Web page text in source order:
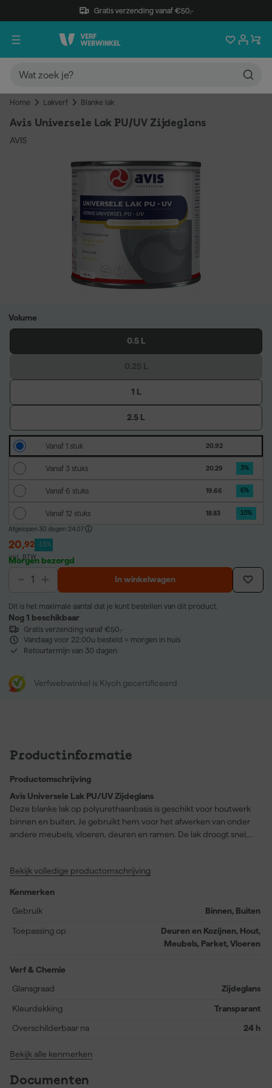
Gratis verzending vanaf €50,-
Home Lakverf Blanke lak
Avis Universele Lak PU/UV Zijdeglans
AVIS
Volume
0.5 L
1 L
2.5 L
Vanaf 1 stuk 20.92
Vanaf 3 stuks 20.29 3%
Vanaf 6 stuks 19.66 6%
Vanaf 12 stuks 18.83 10%
Afgelopen 30 dagen 24,07
20,92 -13%
incl. BTW
Morgen bezorgd
In winkelwagen
Dit is het maximale aantal dat je kunt bestellen van dit product.
Nog 1 beschikbaar
Gratis verzending vanaf €50,-
Vandaag voor 22:00u besteld = morgen in huis
Retourtermijn van 30 dagen
Verfwebwinkel is Kiyoh gecertificeerd
Productinformatie
Productomschrijving
Avis Universele Lak PU/UV Zijdeglans
Deze blanke lak op polyurethaanbasis is geschikt voor houtwerk
binnen en buiten. Je gebruikt hem voor het afwerken van onder
andere meubels, vloeren, deuren en ramen. De lak droogt snel,
waardoor je houtconstructie er jaren netjes uitziet. De lak is
afwerking zonder barsten. Je kunt de lak gebruiken op alle
houtsoorten, al is vooraf impregneren aan te raden bij zachte
stofdroog en na een dag overschilderbaar.
Bekijk volledige productomschrijving
Kenmerken
Gebruik
Binnen, Buiten
Toepassing op
Deuren en Kozijnen, Hout,
Meubels, Parket, Vloeren
Verf & Chemie
Glansgraad
Zijdeglans
Kleurdekking Transparant
Overschilderbaar na 24 h
Bekijk alle kenmerken
Documenten